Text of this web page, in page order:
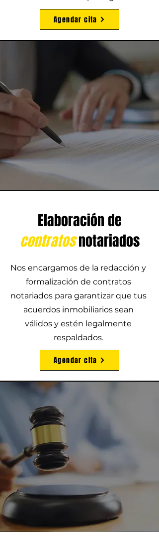
Agendar cita
Elaboración de
contratosnotariados
Nos encargamos de la redacción y
formalización de contratos
notariados para garantizar que tus
acuerdos inmobiliarios sean
válidos y estén legalmente
respaldados.
Agendar cita